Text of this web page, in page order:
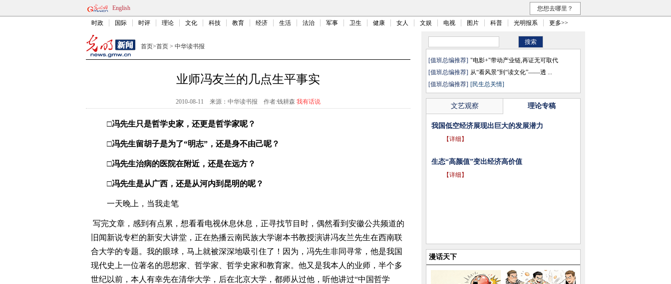
English 您想去哪里？
时政 国际 时评 理论 文化 科技 教育 经济 生活 法治 军事 卫生 健康 女人 文娱 电视 图片 科普 光明报系 更多>>
首页>首页 > 中华读书报
业师冯友兰的几点生平事实
2010-08-11 来源：中华读书报 作者:钱耕森 我有话说
□冯先生只是哲学史家，还更是哲学家呢？
□冯先生留胡子是为了“明志”，还是身不由己呢？
□冯先生治病的医院在附近，还是在远方？
□冯先生是从广西，还是从河内到昆明的呢？
一天晚上，当我走笔
写完文章，感到有点累，想看看电视休息休息，正寻找节目时，偶然看到安徽公共频道的
旧闻新说专栏的新安大讲堂，正在热播云南民族大学谢本书教授演讲冯友兰先生在西南联
合大学的专题。我的眼球，马上就被深深地吸引住了！因为，冯先生非同寻常，他是我国
现代史上一位著名的思想家、哲学家、哲学史家和教育家。他又是我本人的业师，半个多
世纪以前，本人有幸先在清华大学，后在北京大学，都师从过他，听他讲过“中国哲学
[值班总编推荐] "电影+"带动产业链,再证无可取代
[值班总编推荐] 从“看风景”到“读文化”——透 ...
[值班总编推荐] [民生总关情]
文艺观察 理论专稿
我国低空经济展现出巨大的发展潜力
【详细】
生态“高颜值”变出经济高价值
【详细】
漫话天下